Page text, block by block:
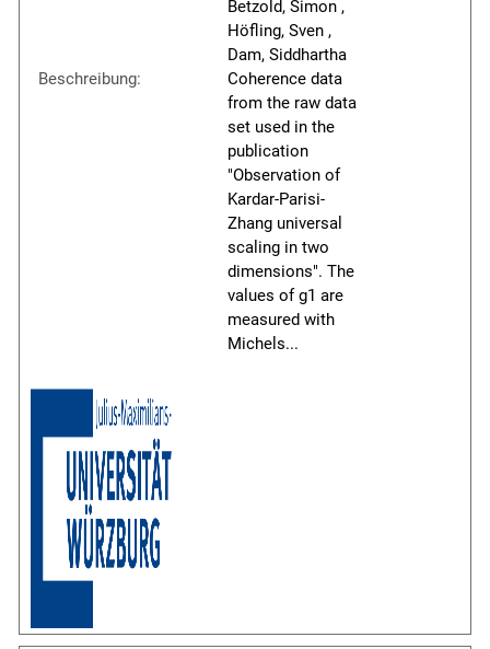
Betzold, Simon ,
Höfling, Sven ,
Dam, Siddhartha
Beschreibung:
Coherence data
from the raw data
set used in the
publication
"Observation of
Kardar-Parisi-
Zhang universal
scaling in two
dimensions". The
values of g1 are
measured with
Michels...